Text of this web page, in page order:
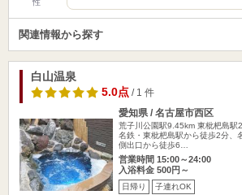
性
関連情報から探す
白山温泉
5.0点/ 1 件
愛知県 / 名古屋市西区
荒子川公園駅9.45km 東枇杷島駅
名鉄・東枇杷島駅から徒歩2分、
側出口から徒歩6…
営業時間 15:00～24:00
入浴料金 500円～
日帰り 子連れOK